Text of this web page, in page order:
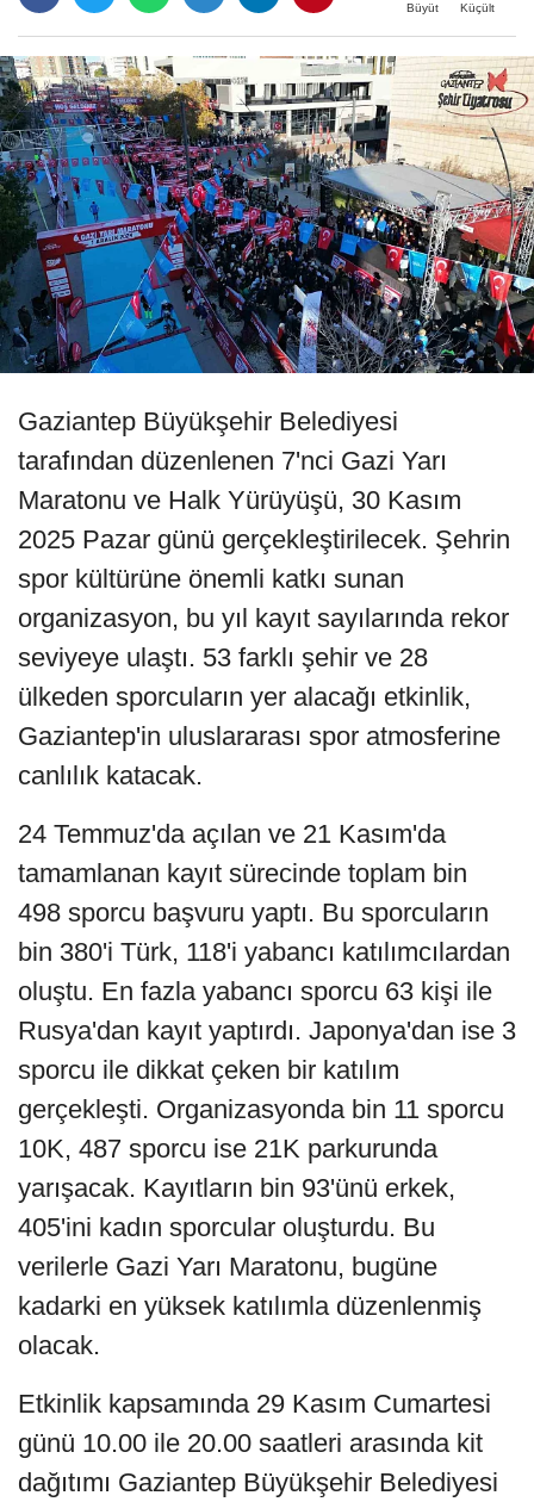
Büyüt Küçült
Gaziantep Büyükşehir Belediyesi
tarafından düzenlenen 7'nci Gazi Yarı
Maratonu ve Halk Yürüyüşü, 30 Kasım
2025 Pazar günü gerçekleştirilecek. Şehrin
spor kültürüne önemli katkı sunan
organizasyon, bu yıl kayıt sayılarında rekor
seviyeye ulaştı. 53 farklı şehir ve 28
ülkeden sporcuların yer alacağı etkinlik,
Gaziantep'in uluslararası spor atmosferine
canlılık katacak.
24 Temmuz'da açılan ve 21 Kasım'da
tamamlanan kayıt sürecinde toplam bin
498 sporcu başvuru yaptı. Bu sporcuların
bin 380'i Türk, 118'i yabancı katılımcılardan
oluştu. En fazla yabancı sporcu 63 kişi ile
Rusya'dan kayıt yaptırdı. Japonya'dan ise 3
sporcu ile dikkat çeken bir katılım
gerçekleşti. Organizasyonda bin 11 sporcu
10K, 487 sporcu ise 21K parkurunda
yarışacak. Kayıtların bin 93'ünü erkek,
405'ini kadın sporcular oluşturdu. Bu
verilerle Gazi Yarı Maratonu, bugüne
kadarki en yüksek katılımla düzenlenmiş
olacak.
Etkinlik kapsamında 29 Kasım Cumartesi
günü 10.00 ile 20.00 saatleri arasında kit
dağıtımı Gaziantep Büyükşehir Belediyesi